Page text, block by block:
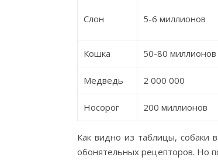
Слон 5-6 миллионов
Кошка 50-80 миллионов
Медведь 2 000 000
Носорог 200 миллионов
Как видно из таблицы, собаки
обонятельных рецепторов. Но